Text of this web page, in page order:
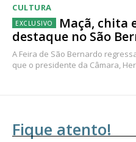
CULTURA
Maçã, chita
destaque no São
A Feira de São Bernardo
que o presidente da Câmara,
Fique atento!